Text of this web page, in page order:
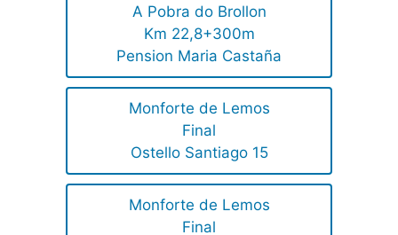
A Pobra do Brollon
Km 22,8+300m
Pension Maria Castaña
Monforte de Lemos
Final
Ostello Santiago 15
Monforte de Lemos
Final